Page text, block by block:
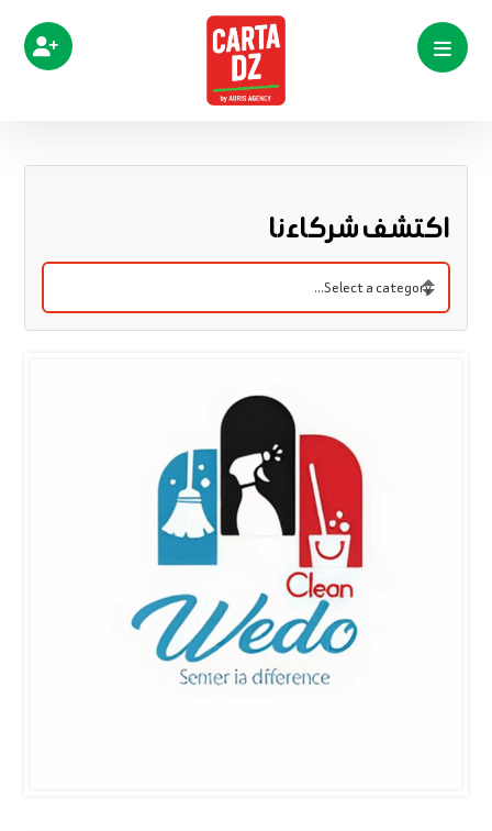
اكتشف شركاءنا